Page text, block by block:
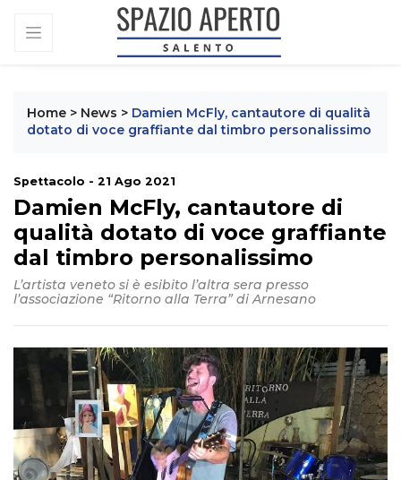
Home > News > Damien McFly, cantautore di qualità
dotato di voce graffiante dal timbro personalissimo
Spettacolo - 21 Ago 2021
Damien McFly, cantautore di
qualità dotato di voce graffiante
dal timbro personalissimo
L’artista veneto si è esibito l’altra sera presso
l’associazione “Ritorno alla Terra” di Arnesano